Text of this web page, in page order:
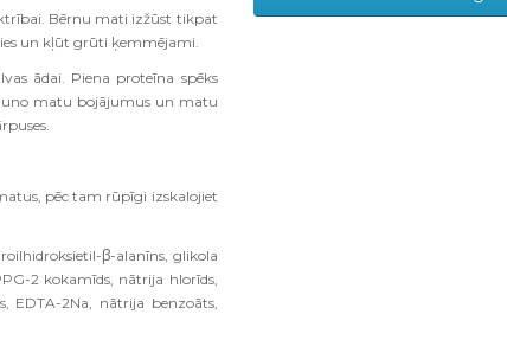
Bērnu mati izžūst tikpat
un kļūt grūti ķemmējami.
ādai. Piena proteīna spēks
matu bojājumus un matu
pēc tam rūpīgi izskalojiet
β-alanīns, glikola
2 kokamīds, nātrija hlorīds,
EDTA-2Na, nātrija benzoāts,